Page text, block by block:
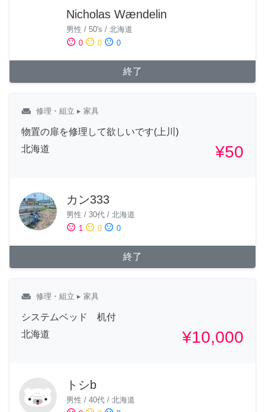
Nicholas Wændelin
男性 / 50's / 北海道
sentiment_satisfied 0 sentiment_neutral 0 sentiment_dissatisfied 0
終了
weekend 修理・組立 ▸ 家具
物置の扉を修理して欲しいです(上川)
北海道
¥50
カン333
男性 / 30代 / 北海道
sentiment_satisfied 1 sentiment_neutral 0 sentiment_dissatisfied 0
終了
weekend 修理・組立 ▸ 家具
システムベッド 机付
北海道
¥10,000
トシb
男性 / 40代 / 北海道